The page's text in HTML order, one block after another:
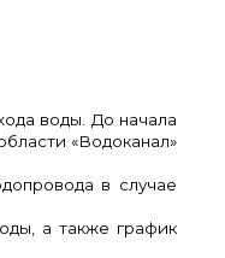
воды. До начала
«Водоканал»
в случае
а также график